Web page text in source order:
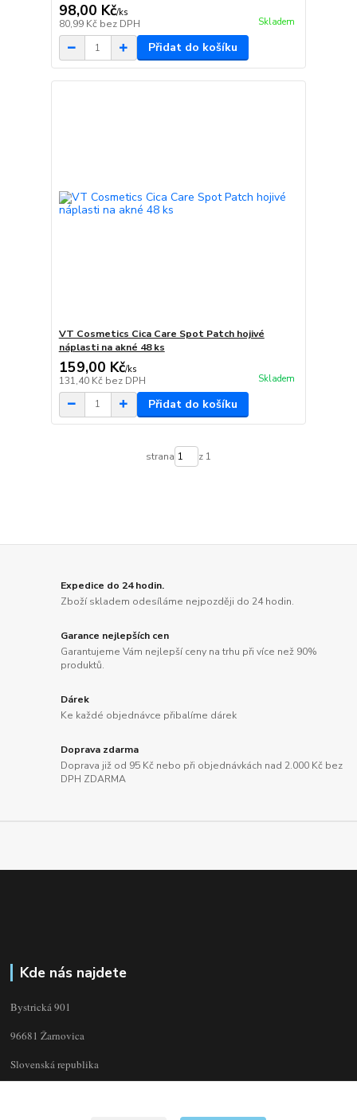
98,00 Kč/ks
80,99 Kč bez DPH Skladem
Přidat do košíku
VT Cosmetics Cica Care Spot Patch hojivé
náplasti na akné 48 ks
159,00 Kč/ks
131,40 Kč bez DPH Skladem
Přidat do košíku
strana z 1
Expedice do 24 hodin.
Zboží skladem odesíláme nejpozději do 24 hodin.
Garance nejlepších cen
Garantujeme Vám nejlepší ceny na trhu při více než 90%
produktů.
Dárek
Ke každé objednávce přibalíme dárek
Doprava zdarma
Doprava již od 95 Kč nebo při objednávkách nad 2.000 Kč bez
DPH ZDARMA
Kde nás najdete
Bystrická 901
96681 Žarnovica
Slovenská republika